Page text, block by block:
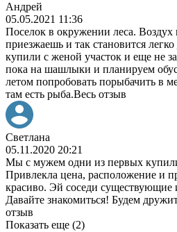
Андрей
05.05.2021 11:36
Поселок в окружении леса.
приезжаешь и так становится
купили с женой участок и еще не
пока на шашлыки и планируем
летом попробовать порыбачить в
там есть рыба.Весь отзыв
Светлана
05.11.2020 20:21
Мы с мужем одни из первых
Привлекла цена, расположение и
красиво. Эй соседи существующие
Давайте знакомиться! Будем
отзыв
Показать еще (2)